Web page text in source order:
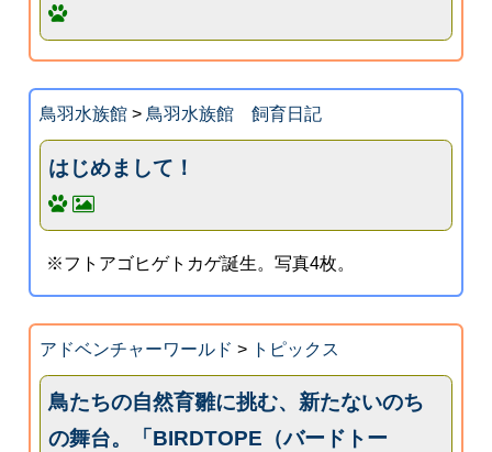
鳥羽水族館> 鳥羽水族館 飼育日記
はじめまして！
※フトアゴヒゲトカゲ誕生。写真4枚。
アドベンチャーワールド > トピックス
鳥たちの自然育雛に挑む、新たないのち
の舞台。「BIRDTOPE（バードトー